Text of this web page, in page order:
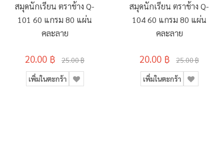
สมุดนักเรียน ตราช้าง Q-
101 60 แกรม 80 แผ่น
คละลาย
20.00 ฿ 25.00 ฿
เพิ่มในตะกร้า
สมุดนักเรียน ตราช้าง Q-
104 60 แกรม 80 แผ่น
คละลาย
20.00 ฿ 25.00 ฿
เพิ่มในตะกร้า